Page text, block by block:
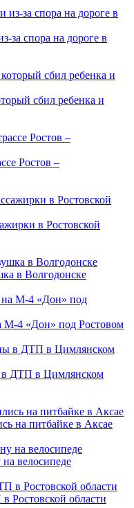
за спора на дороге в
сбил ребенка и
Ростов –
в Ростовской
в Волгодонске
М-4 «Дон» под Ростовом
в ДТП в Цимлянском
на питбайке в Аксае
велосипеде
Ростовской области